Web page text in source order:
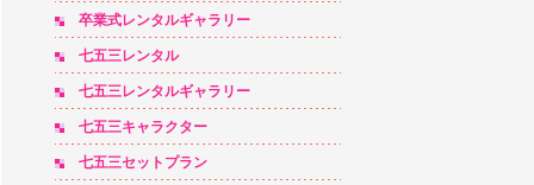
卒業式レンタルギャラリー
七五三レンタル
七五三レンタルギャラリー
七五三キャラクター
七五三セットプラン